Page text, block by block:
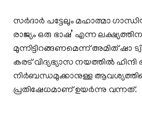
സർദാർ പട്ടേലും മഹാത്മാ
രാജ്യം ഒരു ഭാഷ’ എന്ന
മുന്നിട്ടിറങ്ങണമെന്ന് അമിത് ഷാ
കരട് വിദ്യഭ്യാസ നയത്തിൽ ഹിന്ദി
നിർബന്ധമുക്കാനുള്ള
പ്രതിഷേധമാണ് ഉയർന്നു വന്നത്.